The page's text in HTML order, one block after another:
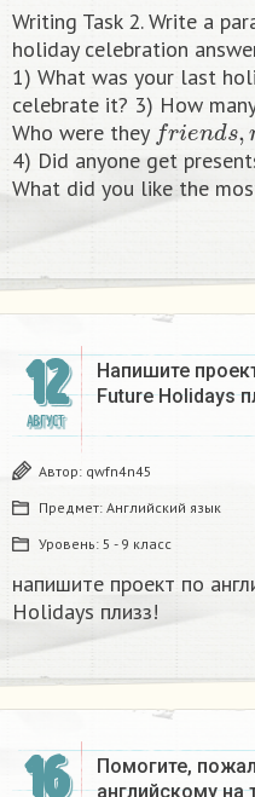
Writing Task 2. Write a
holiday celebration
1) What was your last
celebrate it? 3) How
Who were they
frien ds,r
4) Did anyone get
What did you like the
12
АВГУСТ
Напишите
Future Holidays
Автор: qwfn4n45
Предмет: Английский язык
Уровень: 5 - 9 класс
напишите проект по
Holidays плизз!
16
Помогите,
английскому на